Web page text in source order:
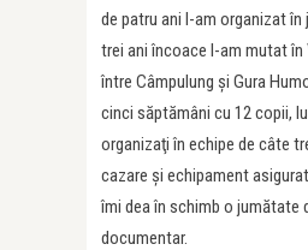
de patru ani l-am organizat în
trei ani încoace l-am mutat în
între Câmpulung şi Gura
cinci săptămâni cu 12 copii,
organizaţi în echipe de câte
cazare şi echipament
îmi dea în schimb o jumătate
documentar.